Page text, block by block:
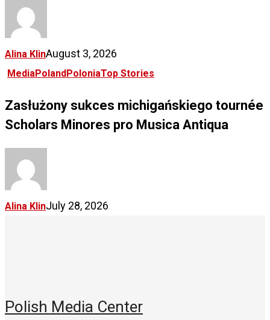
Alina KlinAugust 3, 2026
MediaPolandPoloniaTop Stories
Zasłużony sukces michigańskiego tournée
Scholars Minores pro Musica Antiqua
Alina KlinJuly 28, 2026
Polish Media Center